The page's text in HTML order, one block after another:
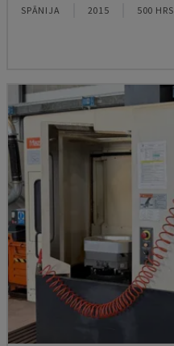
SPĀNIJA 2015 500 HRS